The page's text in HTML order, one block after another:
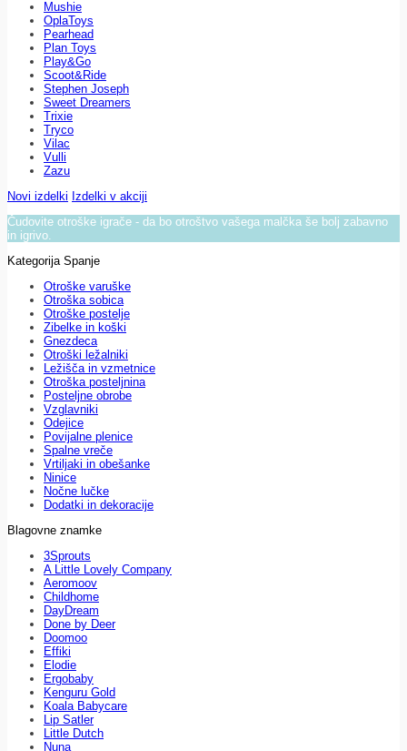
Mushie
OplaToys
Pearhead
Plan Toys
Play&Go
Scoot&Ride
Stephen Joseph
Sweet Dreamers
Trixie
Tryco
Vilac
Vulli
Zazu
Novi izdelki Izdelki v akciji
Čudovite otroške igrače - da bo otroštvo vašega malčka še bolj zabavno
in igrivo.
Kategorija Spanje
Otroške varuške
Otroška sobica
Otroške postelje
Zibelke in koški
Gnezdeca
Otroški ležalniki
Ležišča in vzmetnice
Otroška posteljnina
Posteljne obrobe
Vzglavniki
Odejice
Povijalne plenice
Spalne vreče
Vrtiljaki in obešanke
Ninice
Nočne lučke
Dodatki in dekoracije
Blagovne znamke
3Sprouts
A Little Lovely Company
Aeromoov
Childhome
DayDream
Done by Deer
Doomoo
Effiki
Elodie
Ergobaby
Kenguru Gold
Koala Babycare
Lip Satler
Little Dutch
Nuna